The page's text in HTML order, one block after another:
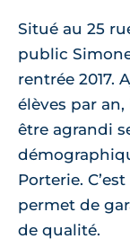
Situé au 25
public
rentrée 2017.
élèves par
être agrandi
Porterie.
permet de
de qualité.